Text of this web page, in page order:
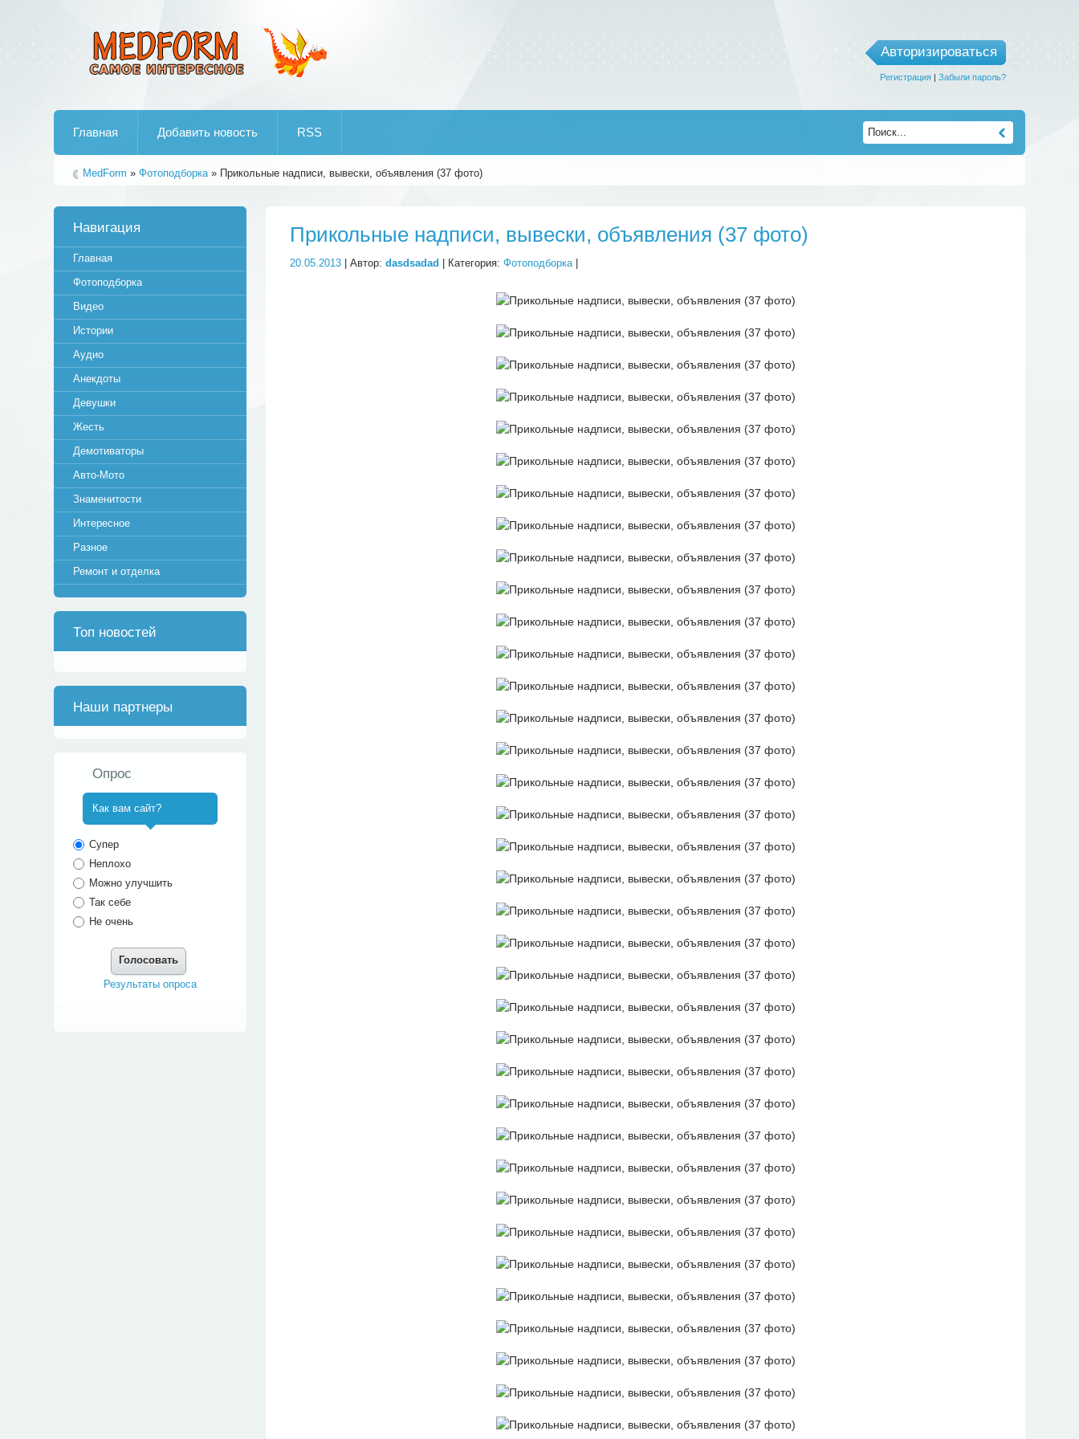
Авторизироваться
Регистрация| Забыли пароль?
Главная Добавить новость RSS
MedForm »Фотоподборка» Прикольные надписи, вывески, объявления (37 фото)
Прикольные надписи, вывески, объявления (37 фото)
20.05.2013 | Автор:dasdsadad | Категория:Фотоподборка|
Навигация
Главная
Фотоподборка
Видео
Истории
Аудио
Анекдоты
Девушки
Жесть
Демотиваторы
Авто-Мото
Знаменитости
Интересное
Разное
Ремонт и отделка
Топ новостей
Наши партнеры
Опрос
Как вам сайт?
Супер
Неплохо
Можно улучшить
Так себе
Не очень
Голосовать
Результаты опроса